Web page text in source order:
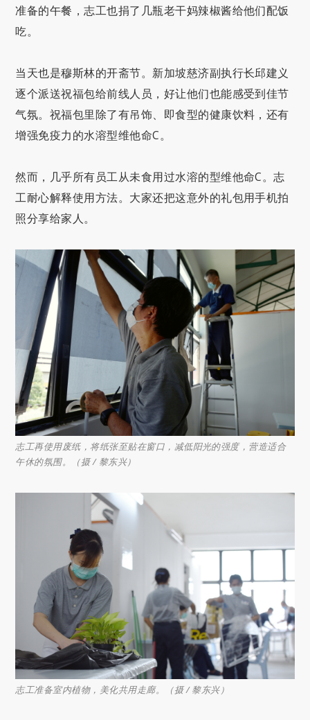
准备的午餐，志工也捐了几瓶老干妈辣椒酱给他们配饭
吃。
当天也是穆斯林的开斋节。新加坡慈济副执行长邱建义
逐个派送祝福包给前线人员，好让他们也能感受到佳节
气氛。祝福包里除了有吊饰、即食型的健康饮料，还有
增强免疫力的水溶型维他命C。
然而，几乎所有员工从未食用过水溶的型维他命C。志
工耐心解释使用方法。大家还把这意外的礼包用手机拍
照分享给家人。
志工再使用废纸，将纸张至贴在窗口，减低阳光的强度，营造适合
午休的氛围。（摄 / 黎东兴）
志工准备室内植物，美化共用走廊。（摄 / 黎东兴）